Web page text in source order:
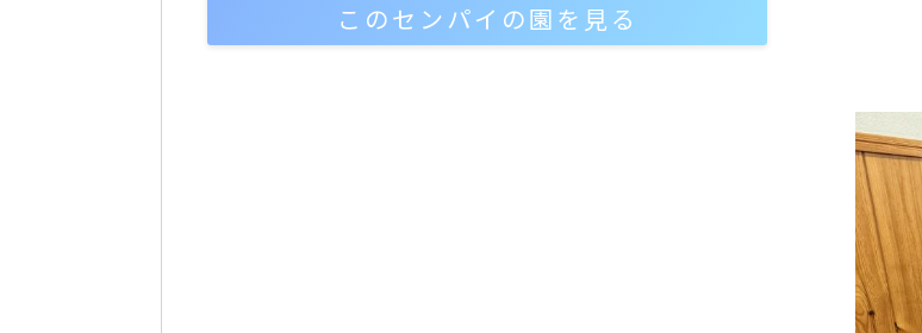
このセンパイの園を見る